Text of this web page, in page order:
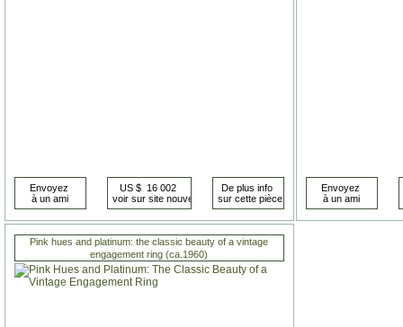
Pink hues and platinum: the classic beauty of a vintage
engagement ring (ca.1960)